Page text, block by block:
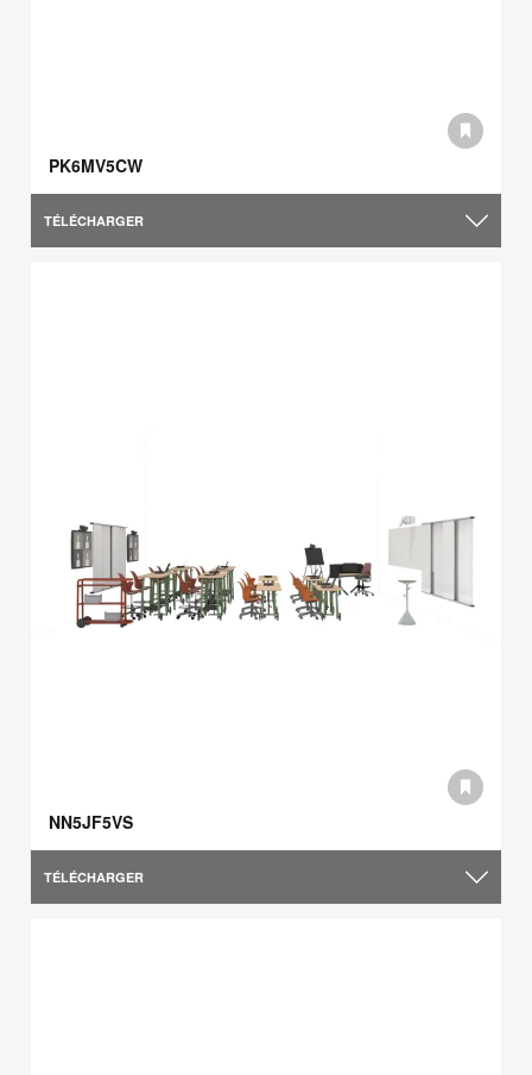
PK6MV5CW
TÉLÉCHARGER
NN5JF5VS
TÉLÉCHARGER